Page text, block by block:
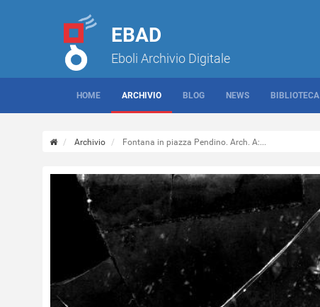
EBAD
Eboli Archivio Digitale
HOME ARCHIVIO BLOG NEWS BIBLIOTECA
Archivio Fontana in piazza Pendino. Arch. A:...